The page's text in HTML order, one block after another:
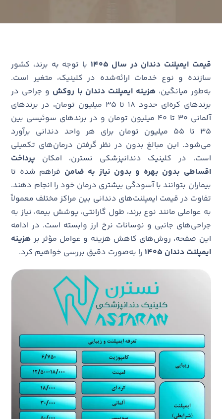
قیمت ایمپلنت دندان در سال 1405
با توجه به برند، کشور
سازنده و نوع خدمات ارائه‌شده در کلینیک، متغیر است.
به‌طور میانگین، هزینه ایمپلنت دندان با روکش و جراحی در
برندهای کره‌ای حدود ۱۸ تا ۳۵ میلیون تومان، در برندهای
آلمانی ۳۰ تا ۴۰ میلیون تومان و در برندهای سوئیسی بین
۳۵ تا ۵۵ میلیون تومان برای هر واحد دندانی برآورد
می‌شود. این مبالغ بدون در نظر گرفتن درمان‌های تکمیلی
است. در کلینیک دندانپزشکی نسترن، امکان پرداخت
اقساطی بدون بهره و بدون نیاز به ضامن فراهم شده تا
بیماران بتوانند با آسودگی بیشتری درمان خود را انجام دهند.
تفاوت در قیمت ایمپلنت‌های دندانی بین مراکز مختلف معمولاً
به عواملی مانند نوع برند، طول گارانتی، پوشش بیمه، نیاز به
جراحی‌های جانبی و نوسانات نرخ ارز وابسته است. در ادامه
این صفحه، روش‌های کاهش هزینه و عوامل مؤثر بر هزینه
ایمپلنت دندان ۱۴۰۵
را به‌صورت دقیق بررسی خواهیم کرد.